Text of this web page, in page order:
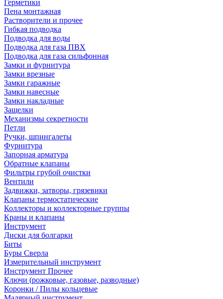
Герметики
Пена монтажная
Растворители и прочее
Гибкая подводка
Подводка для воды
Подводка для газа ПВХ
Подводка для газа сильфонная
Замки и фурнитура
Замки врезные
Замки гаражные
Замки навесные
Замки накладные
Защелки
Механизмы секретности
Петли
Ручки, шпингалеты
Фурнитура
Запорная арматура
Обратные клапаны
Фильтры грубой очистки
Вентили
Задвижки, затворы, грязевики
Клапаны термостатические
Коллекторы и коллекторные группы
Краны и клапаны
Инструмент
Диски для болгарки
Биты
Буры Сверла
Измерительный инструмент
Инструмент Прочее
Ключи (рожковые, газовые, разводные)
Коронки / Пилы кольцевые